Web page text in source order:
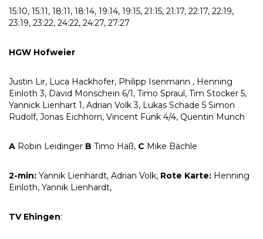
15:10, 15:11, 18:11, 18:14, 19:14, 19:15, 21:15, 21:17, 22:17, 22:19,
23:19, 23:22, 24:22, 24:27, 27:27
HGW Hofweier
Justin Lir, Luca Hackhofer, Philipp Isenmann , Henning
Einloth 3, David Monschein 6/1, Timo Spraul, Tim Stocker 5,
Yannick Lienhart 1, Adrian Volk 3, Lukas Schade 5 Simon
Rudolf, Jonas Eichhorn, Vincent Funk 4/4, Quentin Munch
A Robin Leidinger B Timo Häß, C Mike Bächle
2-min: Yannik Lienhardt, Adrian Volk, Rote Karte: Henning
Einloth, Yannik Lienhardt,
TV Ehingen: